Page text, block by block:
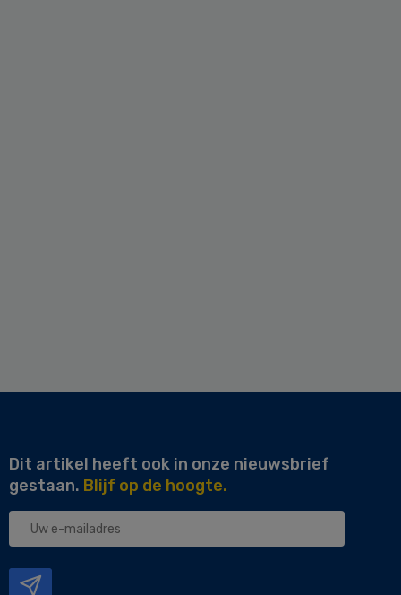
Dit artikel heeft ook in onze nieuwsbrief
gestaan. Blijf op de hoogte.
Uw